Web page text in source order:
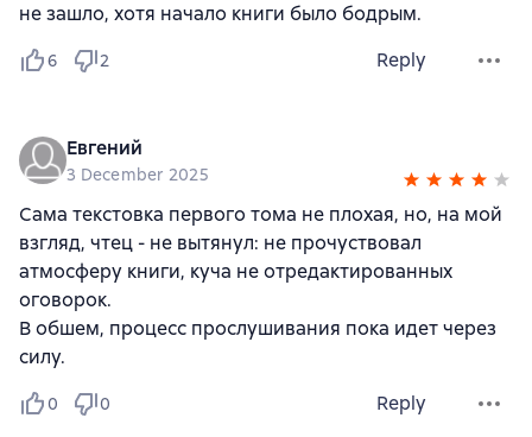
не зашло, хотя начало книги было бодрым.
6 2 Reply
Евгений
3 December 2025
Сама текстовка первого тома не плохая, но, на мой
взгляд, чтец - не вытянул: не прочуствовал
атмосферу книги, куча не отредактированных
оговорок.
В обшем, процесс прослушивания пока идет через
силу.
0 0 Reply